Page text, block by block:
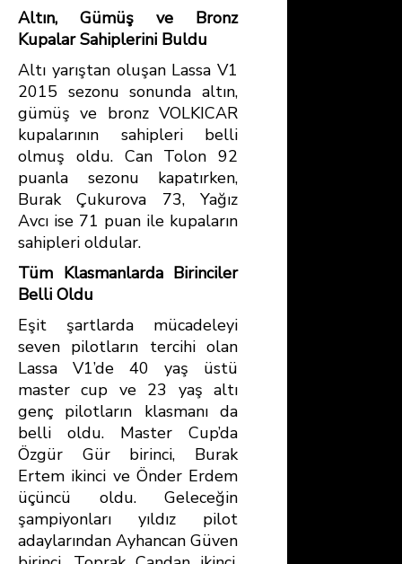
Altın, Gümüş ve Bronz
Kupalar Sahiplerini Buldu
Altı yarıştan oluşan Lassa V1
2015 sezonu sonunda altın,
gümüş ve bronz VOLKICAR
kupalarının sahipleri belli
olmuş oldu. Can Tolon 92
puanla sezonu kapatırken,
Burak Çukurova 73, Yağız
Avcı ise 71 puan ile kupaların
sahipleri oldular.
Tüm Klasmanlarda Birinciler
Belli Oldu
Eşit şartlarda mücadeleyi
seven pilotların tercihi olan
Lassa V1’de 40 yaş üstü
master cup ve 23 yaş altı
genç pilotların klasmanı da
belli oldu. Master Cup’da
Özgür Gür birinci, Burak
Ertem ikinci ve Önder Erdem
üçüncü oldu. Geleceğin
şampiyonları yıldız pilot
adaylarından Ayhancan Güven